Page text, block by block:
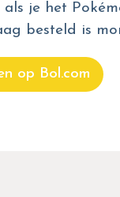
je het
besteld is
op Bol.com